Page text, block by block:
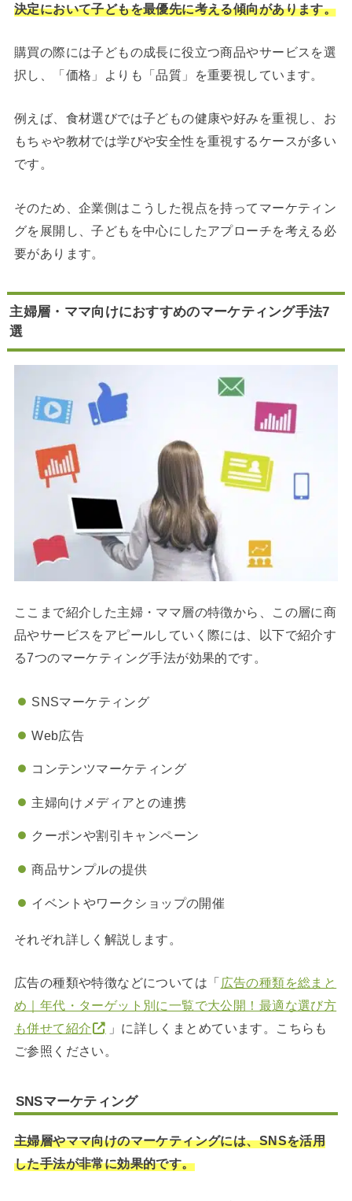
決定において子どもを最優先に考える傾向があります。
購買の際には子どもの成長に役立つ商品やサービスを選
択し、「価格」よりも「品質」を重要視しています。
例えば、食材選びでは子どもの健康や好みを重視し、お
もちゃや教材では学びや安全性を重視するケースが多い
です。
そのため、企業側はこうした視点を持ってマーケティン
グを展開し、子どもを中心にしたアプローチを考える必
要があります。
主婦層・ママ向けにおすすめのマーケティング手法7
選
ここまで紹介した主婦・ママ層の特徴から、この層に商
品やサービスをアピールしていく際には、以下で紹介す
る7つのマーケティング手法が効果的です。
SNSマーケティング
Web広告
コンテンツマーケティング
主婦向けメディアとの連携
クーポンや割引キャンペーン
商品サンプルの提供
イベントやワークショップの開催
それぞれ詳しく解説します。
広告の種類や特徴などについては「 広告の種類を総まと
め｜年代・ターゲット別に一覧で大公開！最適な選び方
も併せて紹介
」に詳しくまとめています。こちらも
ご参照ください。
SNSマーケティング
主婦層やママ向けのマーケティングには、SNSを活用
した手法が非常に効果的です。